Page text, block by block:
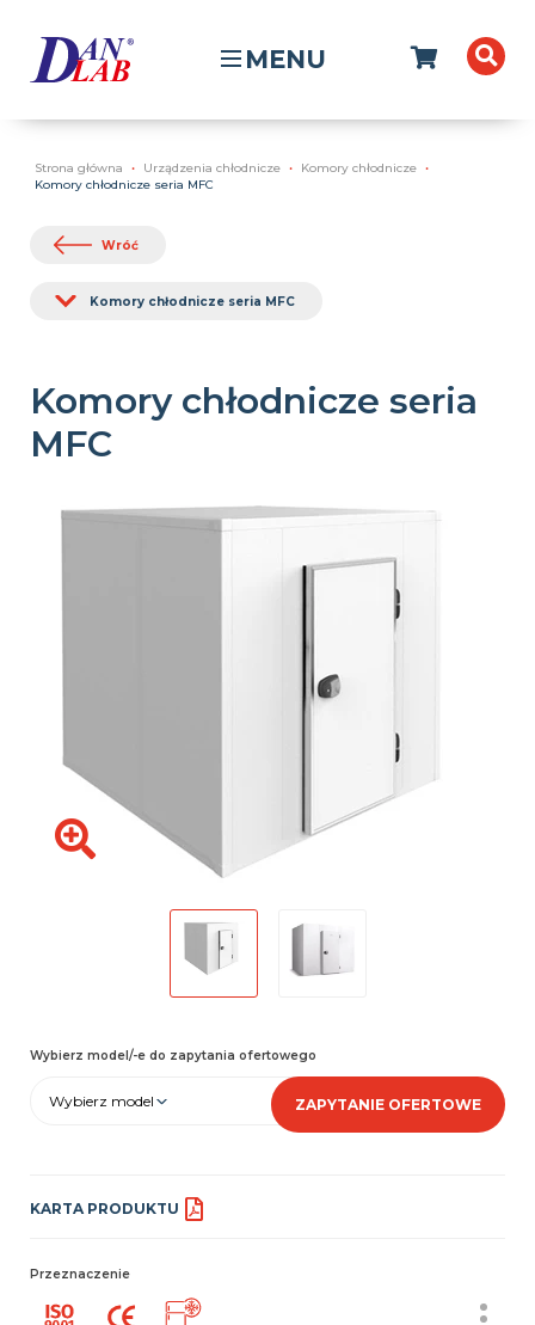
MENU
Strona główna Urządzenia chłodnicze
Komory chłodnicze
Komory chłodnicze seria MFC
Wróć
Komory chłodnicze seria MFC
Komory chłodnicze seria
MFC
Wybierz model/-e do zapytania ofertowego
Wybierz model ZAPYTANIE OFERTOWE
KARTA PRODUKTU
Przeznaczenie